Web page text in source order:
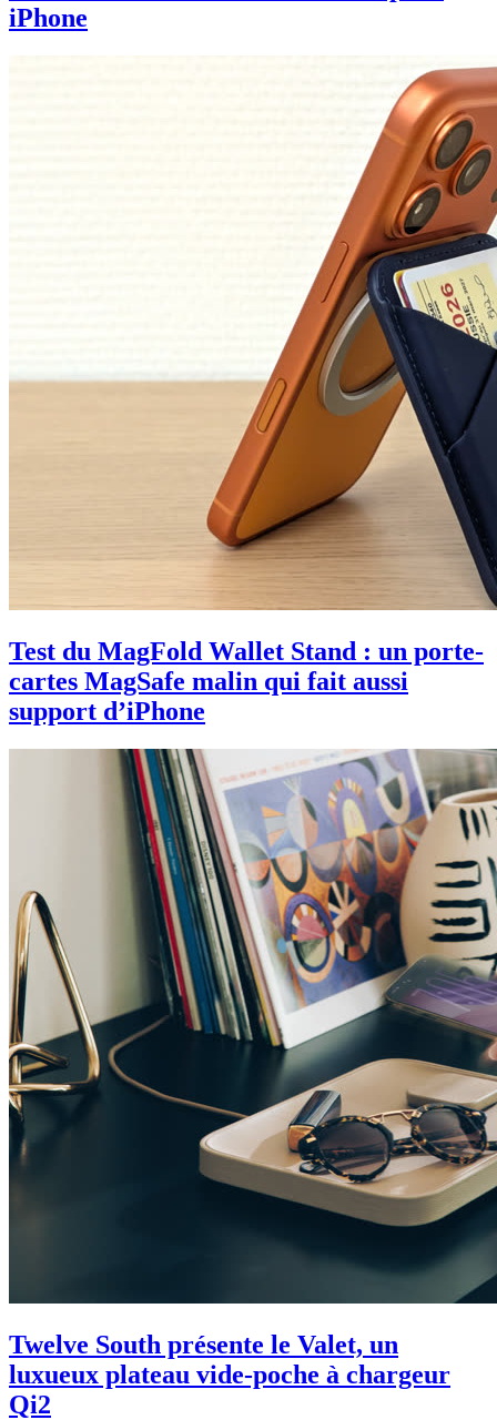
iPhone
Test du MagFold Wallet Stand : un porte-
cartes MagSafe malin qui fait aussi
support d’iPhone
Twelve South présente le Valet, un
luxueux plateau vide-poche à chargeur
Qi2